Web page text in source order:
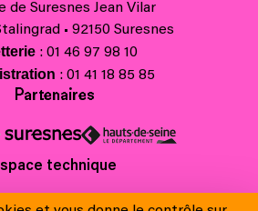
de Suresnes Jean Vilar
• 92150 Suresnes
: 01 46 97 98 10
: 01 41 18 85 85
Partenaires
technique